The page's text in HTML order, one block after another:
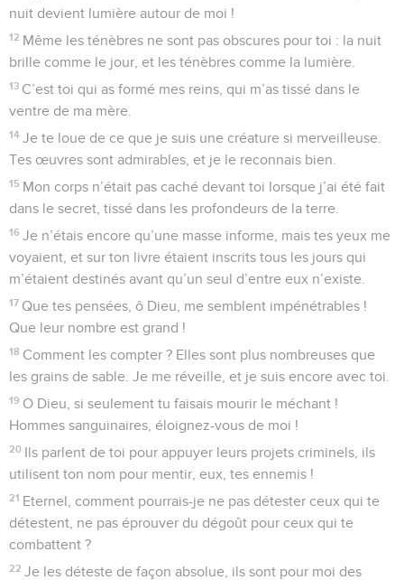
nuit devient lumière autour de moi !
12 Même les ténèbres ne sont pas obscures pour toi : la nuit
brille comme le jour, et les ténèbres comme la lumière.
13 C’est toi qui as formé mes reins, qui m’as tissé dans le
ventre de ma mère.
14 Je te loue de ce que je suis une créature si merveilleuse.
Tes œuvres sont admirables, et je le reconnais bien.
15 Mon corps n’était pas caché devant toi lorsque j’ai été fait
dans le secret, tissé dans les profondeurs de la terre.
16 Je n’étais encore qu’une masse informe, mais tes yeux me
voyaient, et sur ton livre étaient inscrits tous les jours qui
m’étaient destinés avant qu’un seul d’entre eux n’existe.
17 Que tes pensées, ô Dieu, me semblent impénétrables !
Que leur nombre est grand !
18 Comment les compter ? Elles sont plus nombreuses que
les grains de sable. Je me réveille, et je suis encore avec toi.
19 O Dieu, si seulement tu faisais mourir le méchant !
Hommes sanguinaires, éloignez-vous de moi !
20 Ils parlent de toi pour appuyer leurs projets criminels, ils
utilisent ton nom pour mentir, eux, tes ennemis !
21 Eternel, comment pourrais-je ne pas détester ceux qui te
détestent, ne pas éprouver du dégoût pour ceux qui te
combattent ?
22 Je les déteste de façon absolue, ils sont pour moi des